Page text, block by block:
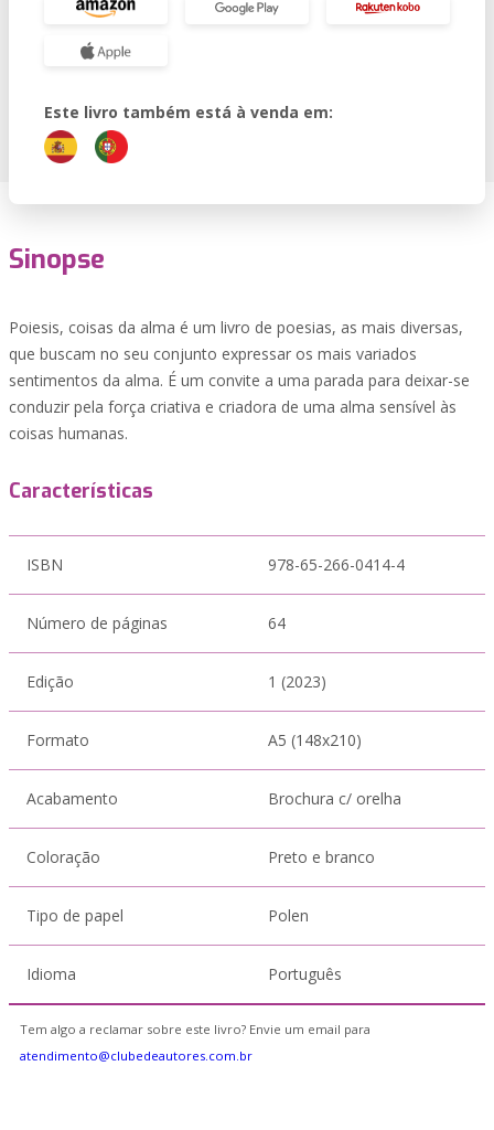
Este livro também está à venda em:
Sinopse
Poiesis, coisas da alma é um livro de poesias, as mais diversas,
que buscam no seu conjunto expressar os mais variados
sentimentos da alma. É um convite a uma parada para deixar-se
conduzir pela força criativa e criadora de uma alma sensível às
coisas humanas.
Características
ISBN 978-65-266-0414-4
Número de páginas 64
Edição 1 (2023)
Formato A5 (148x210)
Acabamento Brochura c/ orelha
Coloração Preto e branco
Tipo de papel Polen
Idioma Português
Tem algo a reclamar sobre este livro? Envie um email para
atendimento@clubedeautores.com.br